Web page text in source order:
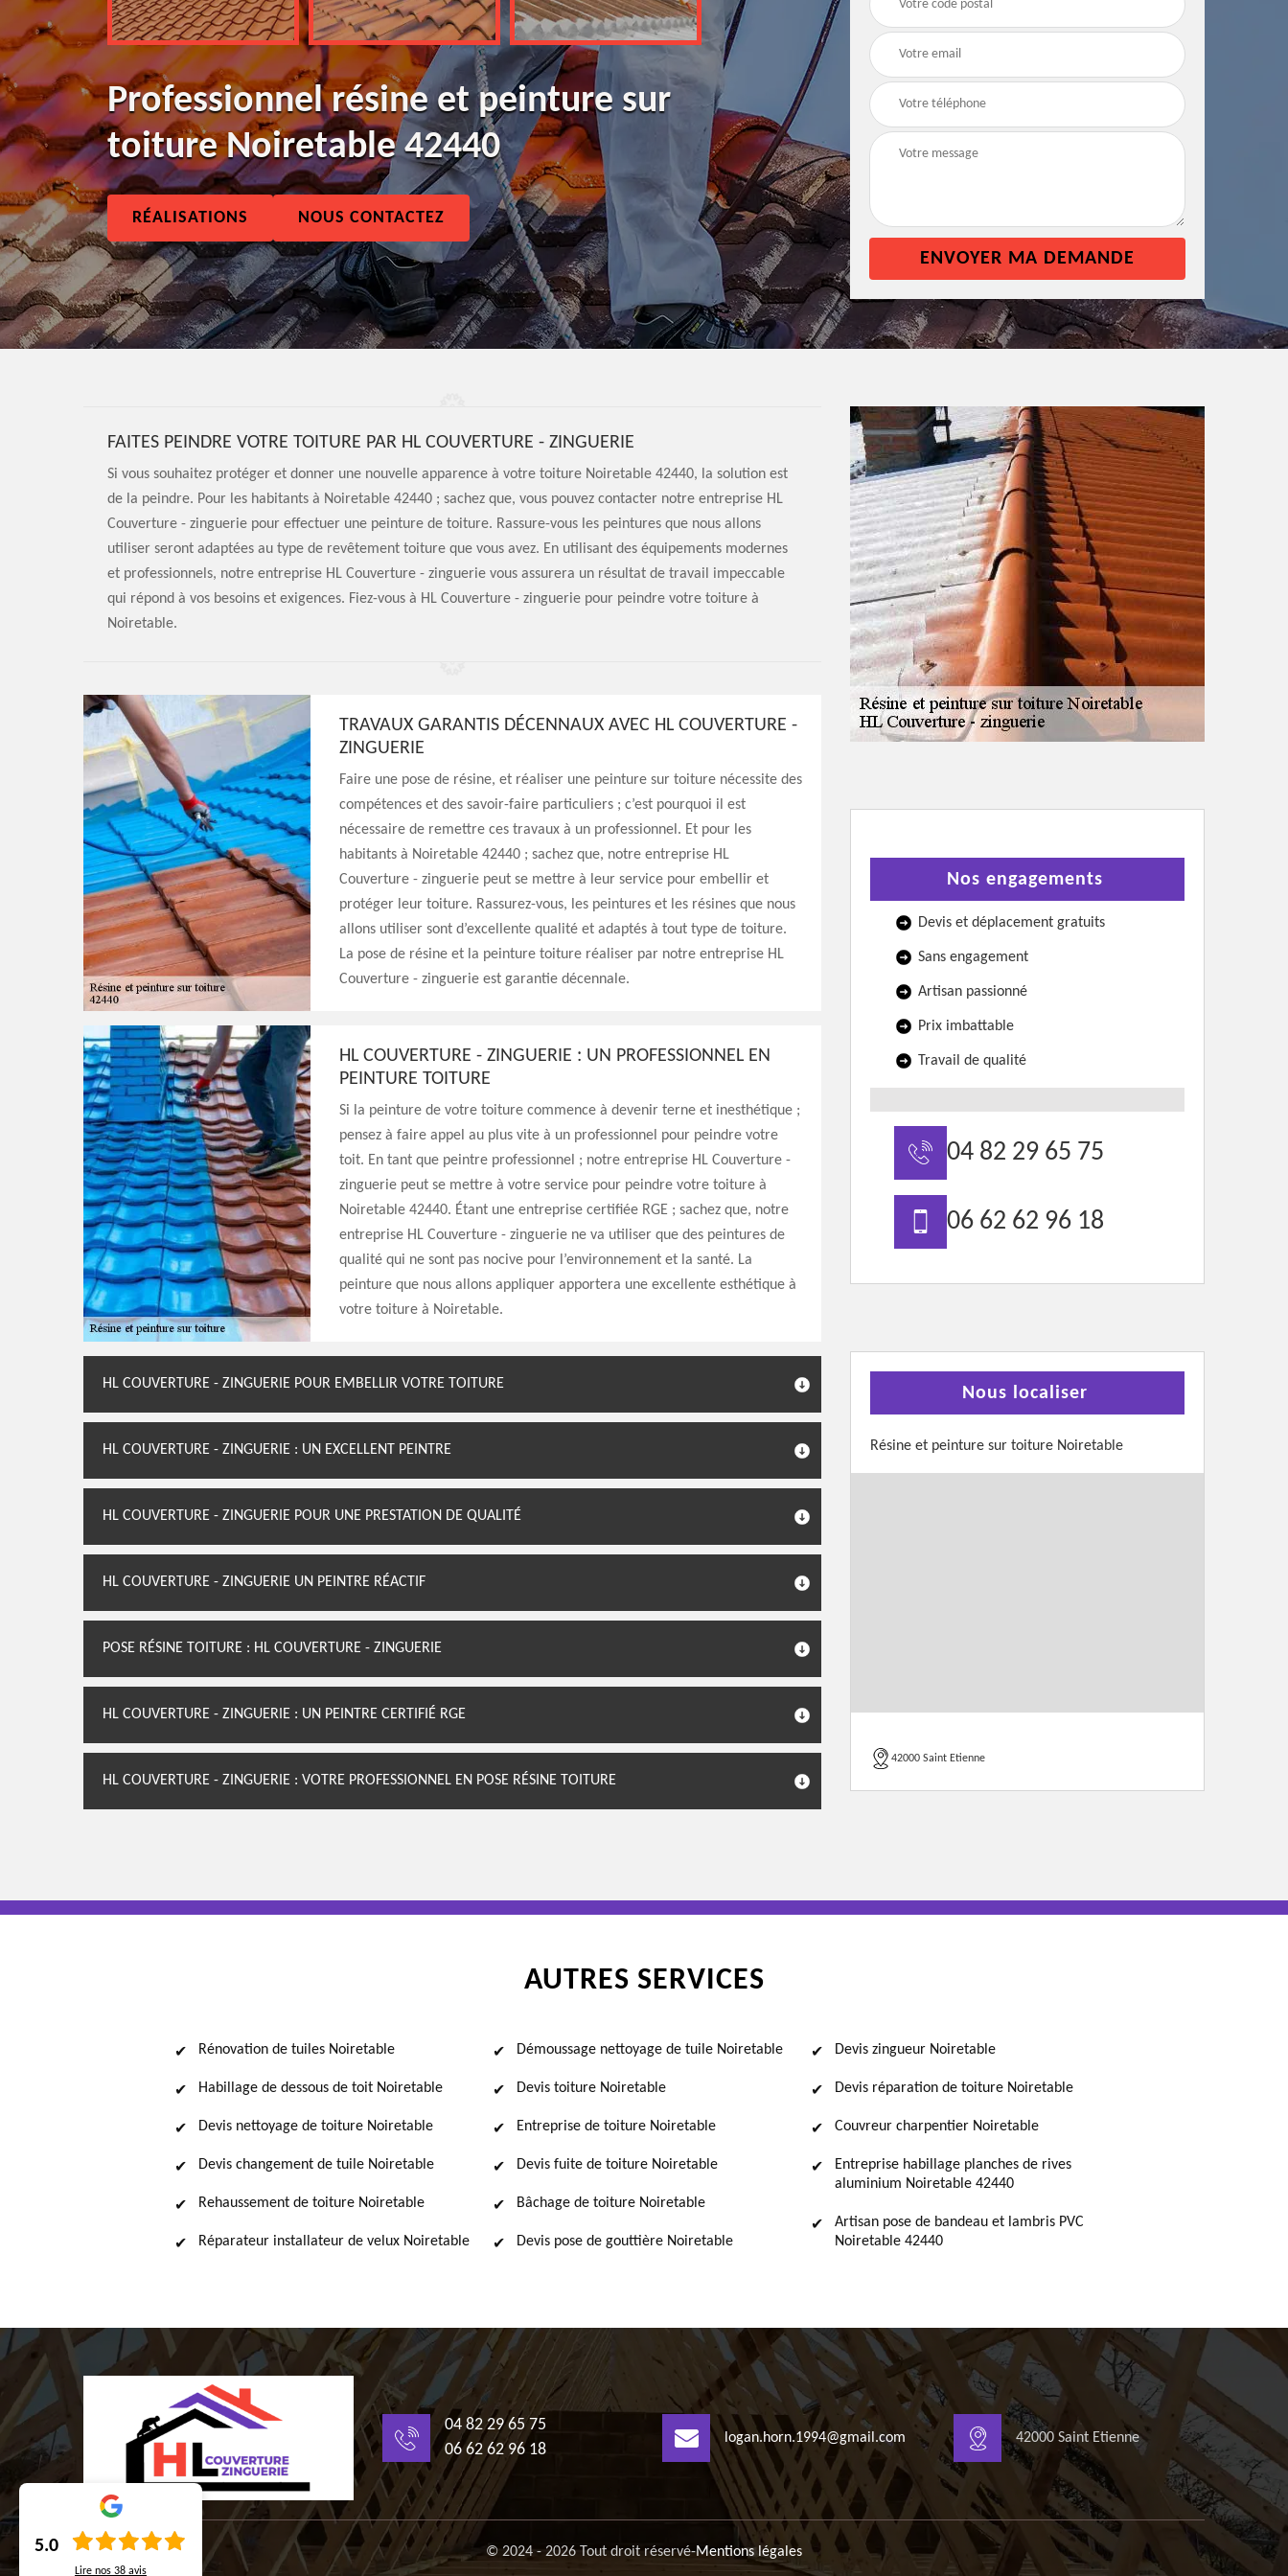
Professionnel résine et peinture sur
toiture Noiretable 42440
RÉALISATIONS NOUS CONTACTEZ
FAITES PEINDRE VOTRE TOITURE PAR HL COUVERTURE - ZINGUERIE
Si vous souhaitez protéger et donner une nouvelle apparence à votre toiture Noiretable 42440, la solution est
de la peindre. Pour les habitants à Noiretable 42440 ; sachez que, vous pouvez contacter notre entreprise HL
Couverture - zinguerie pour effectuer une peinture de toiture. Rassure-vous les peintures que nous allons
utiliser seront adaptées au type de revêtement toiture que vous avez. En utilisant des équipements modernes
et professionnels, notre entreprise HL Couverture - zinguerie vous assurera un résultat de travail impeccable
qui répond à vos besoins et exigences. Fiez-vous à HL Couverture - zinguerie pour peindre votre toiture à
Noiretable.
TRAVAUX GARANTIS DÉCENNAUX AVEC HL COUVERTURE -
ZINGUERIE
Faire une pose de résine, et réaliser une peinture sur toiture nécessite des
compétences et des savoir-faire particuliers ; c’est pourquoi il est
nécessaire de remettre ces travaux à un professionnel. Et pour les
habitants à Noiretable 42440 ; sachez que, notre entreprise HL
Couverture - zinguerie peut se mettre à leur service pour embellir et
protéger leur toiture. Rassurez-vous, les peintures et les résines que nous
allons utiliser sont d’excellente qualité et adaptés à tout type de toiture.
La pose de résine et la peinture toiture réaliser par notre entreprise HL
Couverture - zinguerie est garantie décennale.
HL COUVERTURE - ZINGUERIE : UN PROFESSIONNEL EN
PEINTURE TOITURE
Si la peinture de votre toiture commence à devenir terne et inesthétique ;
pensez à faire appel au plus vite à un professionnel pour peindre votre
toit. En tant que peintre professionnel ; notre entreprise HL Couverture -
zinguerie peut se mettre à votre service pour peindre votre toiture à
Noiretable 42440. Étant une entreprise certifiée RGE ; sachez que, notre
entreprise HL Couverture - zinguerie ne va utiliser que des peintures de
qualité qui ne sont pas nocive pour l’environnement et la santé. La
peinture que nous allons appliquer apportera une excellente esthétique à
votre toiture à Noiretable.
HL COUVERTURE - ZINGUERIE POUR EMBELLIR VOTRE TOITURE
HL COUVERTURE - ZINGUERIE : UN EXCELLENT PEINTRE
HL COUVERTURE - ZINGUERIE POUR UNE PRESTATION DE QUALITÉ
HL COUVERTURE - ZINGUERIE UN PEINTRE RÉACTIF
POSE RÉSINE TOITURE : HL COUVERTURE - ZINGUERIE
HL COUVERTURE - ZINGUERIE : UN PEINTRE CERTIFIÉ RGE
HL COUVERTURE - ZINGUERIE : VOTRE PROFESSIONNEL EN POSE RÉSINE TOITURE
Nos engagements
Devis et déplacement gratuits
Sans engagement
Artisan passionné
Prix imbattable
Travail de qualité
04 82 29 65 75
06 62 62 96 18
Nous localiser
Résine et peinture sur toiture Noiretable
42000 Saint Etienne
AUTRES SERVICES
Rénovation de tuiles Noiretable
Habillage de dessous de toit Noiretable
Devis nettoyage de toiture Noiretable
Devis changement de tuile Noiretable
Rehaussement de toiture Noiretable
Réparateur installateur de velux Noiretable
Démoussage nettoyage de tuile Noiretable
Devis toiture Noiretable
Entreprise de toiture Noiretable
Devis fuite de toiture Noiretable
Bâchage de toiture Noiretable
Devis pose de gouttière Noiretable
Devis zingueur Noiretable
Devis réparation de toiture Noiretable
Couvreur charpentier Noiretable
Entreprise habillage planches de rives
aluminium Noiretable 42440
Artisan pose de bandeau et lambris PVC
Noiretable 42440
04 82 29 65 75
06 62 62 96 18
logan.horn.1994@gmail.com 42000 Saint Etienne
© 2024 - 2026 Tout droit réservé-Mentions légales
5.0
Lire nos 38 avis